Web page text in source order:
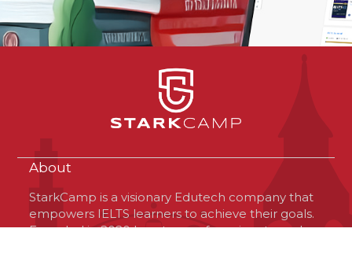
About
StarkCamp is a visionary Edutech company that
empowers IELTS learners to achieve their goals.
Founded in 2020 by a team of passionate and